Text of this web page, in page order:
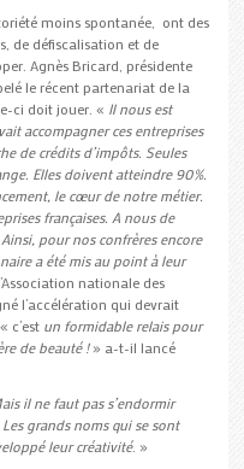
moins spontanée, ont des
de défiscalisation et de
Agnès Bricard, présidente
le récent partenariat de la
ci doit jouer. « Il nous est
accompagner ces entreprises
de crédits d’impôts. Seules
Elles doivent atteindre 90%.
le cœur de notre métier.
françaises. A nous de
pour nos confrères encore
a été mis au point à leur
nationale des
l’accélération qui devrait
c’est un formidable relais pour
de beauté !» a-t-il lancé
il ne faut pas s’endormir
grands noms qui se sont
leur créativité. »